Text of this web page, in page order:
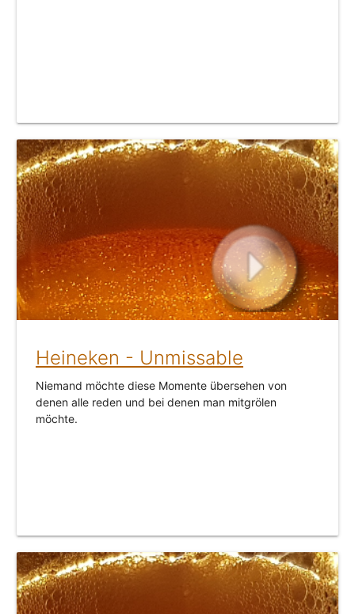
Heineken - Unmissable
Niemand möchte diese Momente übersehen von
denen alle reden und bei denen man mitgrölen
möchte.